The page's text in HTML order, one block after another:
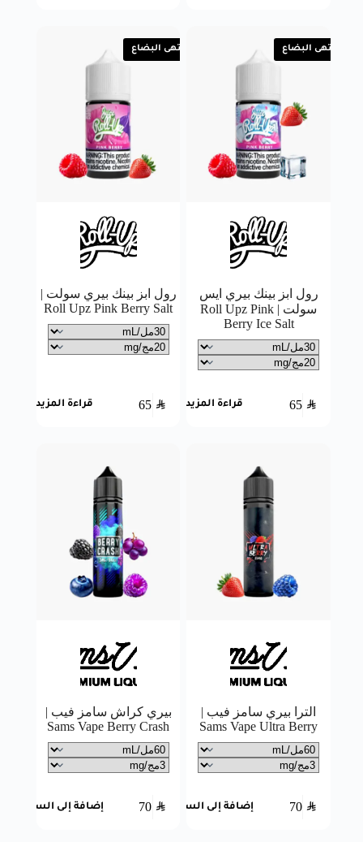
انتهى البضاع
رول ابز بينك بيري ايس
سولت | Roll Upz Pink
Berry Ice Salt
65 SAR قراءة المزيد
انتهى البضاع
رول ابز بينك بيري سولت |
Roll Upz Pink Berry Salt
65 SAR قراءة المزيد
الترا بيري سامز فيب |
Sams Vape Ultra Berry
70 SAR إضافة إلى السلة
بيري كراش سامز فيب |
Sams Vape Berry Crash
70 SAR إضافة إلى السلة